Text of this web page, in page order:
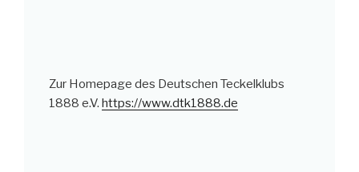
Zur Homepage des Deutschen Teckelklubs
1888 e.V.https://www.dtk1888.de